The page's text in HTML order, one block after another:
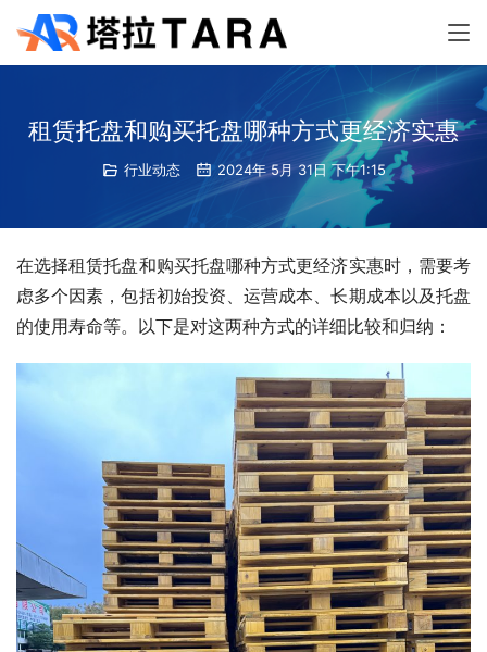
租赁托盘和购买托盘哪种方式更经济实惠
行业动态 2024年 5月 31日 下午1:15
在选择租赁托盘和购买托盘哪种方式更经济实惠时，需要考
虑多个因素，包括初始投资、运营成本、长期成本以及托盘
的使用寿命等。以下是对这两种方式的详细比较和归纳：